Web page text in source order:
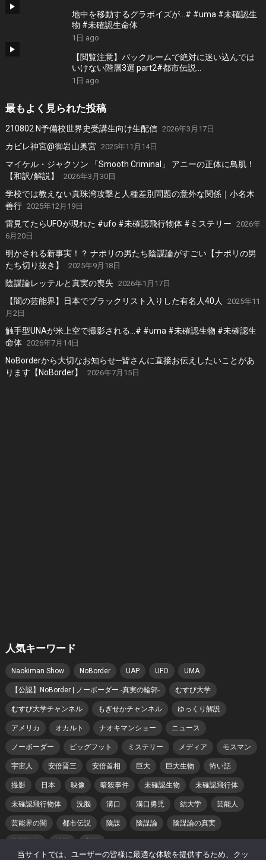
地中を移動するグラボイズが…# #uma #未確認生
物 #未確認生命体
1日 ago
【閲覧注意】バックルームで絶対に迷い込んでは
いけない階層3選 part2#都市伝説
#thebackroomsfoundfootage #ホラー
1日 ago
最もよく見られた投稿
210802 N予備校世界史受講生向け生配信 2026年3月17日
カビレ神宮@御岩山奥宮 2025年11月14日
マイケル・ジャクソン 「Smooth Criminal」 アニーの正体に鳥肌！
【和訳/解説】
2026年3月30日
学校では教えない真珠湾攻撃と人種差別問題の意外な関係｜小名木
善行 2025年12月19日
雷見てたらUFOが現れた #ufo #未確認飛行物体 #ミステリー 2026年
6月20日
明かされる新事実！？ ナポリの男たち陰謀論がすごい【ナポリの男
たち切り抜き】
2025年9月18日
陰謀論レッテルと真実の喪失 2026年1月17日
【闇の芸能界】日本でブラックリスト入りした有名人40人
2025年11
月2日
触手型UNAが米上空で撮影される…# #uma #未確認生物 #未確認生
命体 2026年7月14日
NoBorderから大切なお知らせ─皆さんに直接お伝えしたいことがあ
ります【NoBorder】
2026年7月15日
人気キーワード
Naokiman Show NoBorder UAP UFO UMA
【公認】NoBorder | ノーボーダー -真実の輪郭- むすび大学
むすび大学チャンネル もぎせかチャンネル ゆっくり解説
アメリカ オカルト ナオキマンショー ニュース
ノーボーダー ビッグフット ミステリー メディア モスマン
宇宙人 安倍晋三 安倍首相 巨大 巨大生物 怖い話
撮影 日本 映像 暗殺事件 未確認生物 未確認飛行体
未確認飛行物体 洗脳 溝口 溝口勇児 結大学 芸能人
芸能界の闇 都市伝説 陰謀 陰謀論 陰謀論の真実
陰謀論者 雑学 驚愕
当サイトでは、ユーザーの皆様に最適な体験を提供するため、クッ